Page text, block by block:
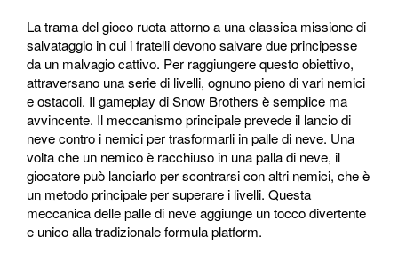
La trama del gioco ruota attorno a una classica missione di
salvataggio in cui i fratelli devono salvare due principesse
da un malvagio cattivo. Per raggiungere questo obiettivo,
attraversano una serie di livelli, ognuno pieno di vari nemici
e ostacoli. Il gameplay di Snow Brothers è semplice ma
avvincente. Il meccanismo principale prevede il lancio di
neve contro i nemici per trasformarli in palle di neve. Una
volta che un nemico è racchiuso in una palla di neve, il
giocatore può lanciarlo per scontrarsi con altri nemici, che è
un metodo principale per superare i livelli. Questa
meccanica delle palle di neve aggiunge un tocco divertente
e unico alla tradizionale formula platform.